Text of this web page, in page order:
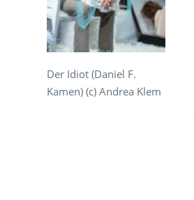
Der Idiot (Daniel F.
Kamen) (c) Andrea Klem